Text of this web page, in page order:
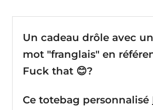
Un cadeau drôle avec
mot "franglais" en
Fuck that 😊?
Ce totebag personnalisé